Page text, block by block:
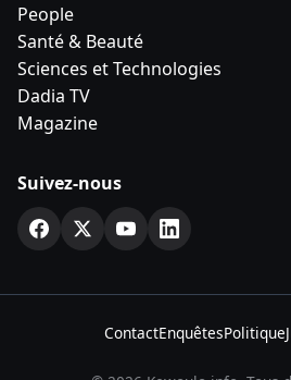
People
Santé & Beauté
Sciences et Technologies
Dadia TV
Magazine
Suivez-nous
ContactEnquêtesPolitique